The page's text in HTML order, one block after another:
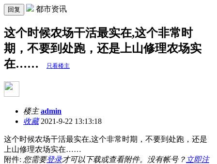
回复 都市资讯
这个时候农场干活最实在,这个非常时
期，不要到处跑，还是上山修理农场实
在……
只看楼主
楼主 admin
收藏2021-9-22 13:13:18
这个时候农场干活最实在,这个非常时期，不要到处跑，还是
上山修理农场实在……
附件: 您需要登录才可以下载或查看附件。没有帐号？ 立即注